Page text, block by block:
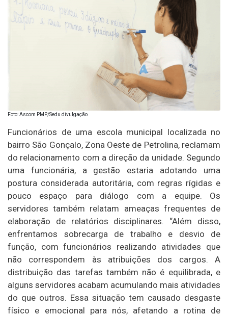
Foto: Ascom PMP/Sedu divulgação
Funcionários de uma escola municipal localizada no
bairro São Gonçalo, Zona Oeste de Petrolina, reclamam
do relacionamento com a direção da unidade. Segundo
uma funcionária, a gestão estaria adotando uma
postura considerada autoritária, com regras rígidas e
pouco espaço para diálogo com a equipe. Os
servidores também relatam ameaças frequentes de
elaboração de relatórios disciplinares. “Além disso,
enfrentamos sobrecarga de trabalho e desvio de
função, com funcionários realizando atividades que
não correspondem às atribuições dos cargos. A
distribuição das tarefas também não é equilibrada, e
alguns servidores acabam acumulando mais atividades
do que outros. Essa situação tem causado desgaste
físico e emocional para nós, afetando a rotina de